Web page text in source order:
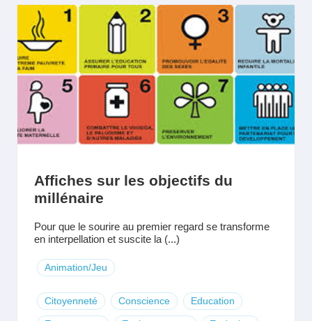
Affiches sur les objectifs du
millénaire
Pour que le sourire au premier regard se transforme
en interpellation et suscite la (...)
Animation/Jeu
Citoyenneté Conscience Education